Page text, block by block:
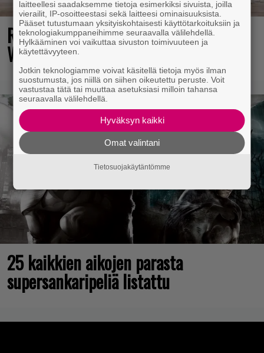
Rallienglanti raikaa kotimaisen
Wreckfest 2:n uudella esittelyvideolla
25 kaikkien aikojen parasta
supersankaripeliä listattu
laitteellesi saadaksemme tietoja esimerkiksi sivuista, joilla
vierailit, IP-osoitteestasi sekä laitteesi ominaisuuksista.
Pääset tutustumaan yksityiskohtaisesti käyttötarkoituksiin ja
teknologiakumppaneihimme seuraavalla välilehdellä.
Hylkääminen voi vaikuttaa sivuston toimivuuteen ja
käytettävyyteen.
Jotkin teknologiamme voivat käsitellä tietoja myös ilman
suostumusta, jos niillä on siihen oikeutettu peruste. Voit
vastustaa tätä tai muuttaa asetuksiasi milloin tahansa
seuraavalla välilehdellä.
Hyväksyn kaikki
Omat valintani
Tietosuojakäytäntömme